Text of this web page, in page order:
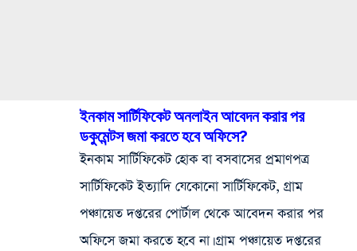
ইনকাম সার্টিফিকেট অনলাইন আবেদন করার পর
ডকুমেন্টস জমা করতে হবে অফিসে?
ইনকাম সার্টিফিকেট হোক বা বসবাসের প্রমাণপত্র
সার্টিফিকেট ইত্যাদি যেকোনো সার্টিফিকেট, গ্রাম
পঞ্চায়েত দপ্তরের পোর্টাল থেকে আবেদন করার পর
অফিসে জমা করতে হবে না। গ্রাম পঞ্চায়েত দপ্তরের